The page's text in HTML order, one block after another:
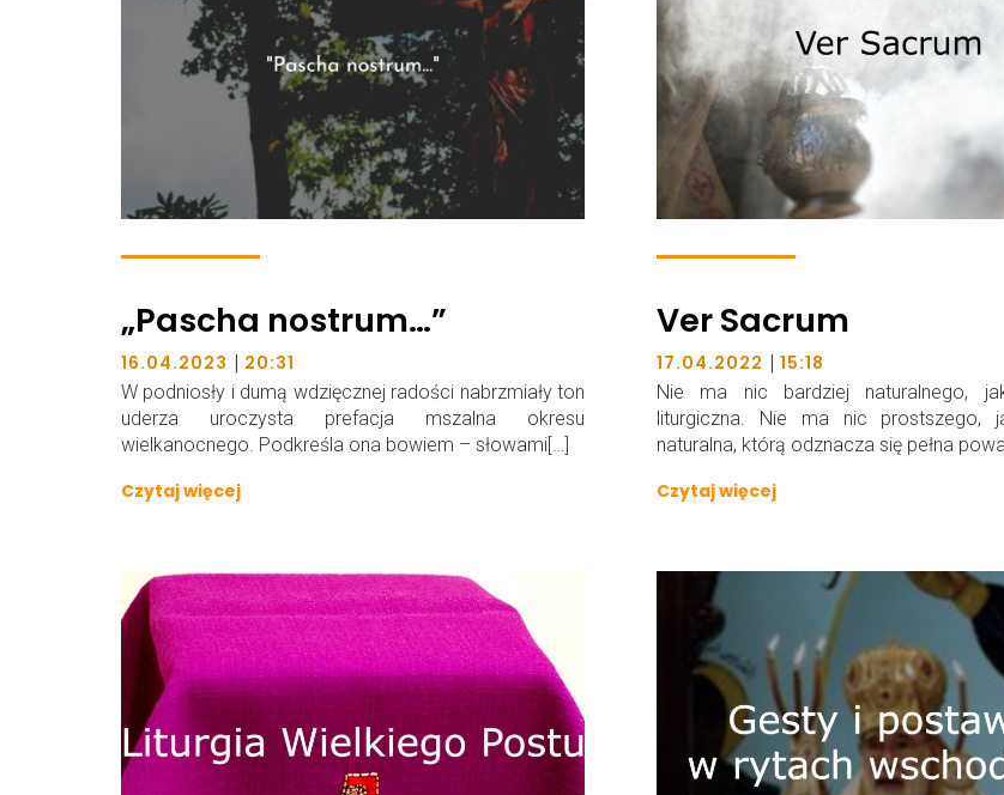
„Pascha nostrum…”
16.04.2023 | 20:31
W podniosły i dumą wdzięcznej radości nabrzmiały ton
uderza uroczysta prefacja mszalna okresu
wielkanocnego. Podkreśla ona bowiem – słowami[…]
Czytaj więcej
Ver Sacrum
17.04.2022 | 15:18
Nie ma nic bardziej naturalnego,
liturgiczna. Nie ma nic prostszego,
naturalna, którą odznacza się pełna
Czytaj więcej